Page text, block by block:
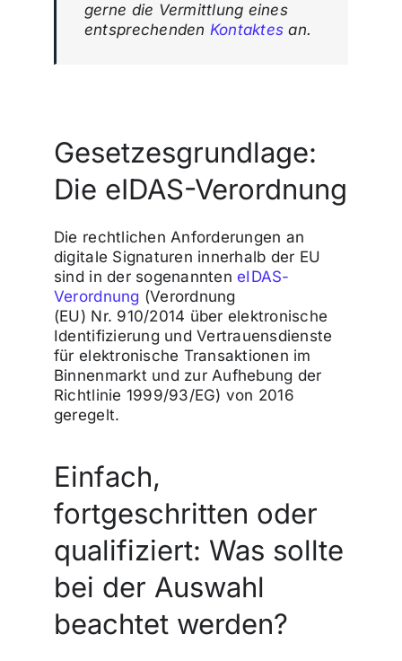
gerne die Vermittlung eines
entsprechenden Kontaktes an.
Gesetzesgrundlage:
Die eIDAS-Verordnung
Die rechtlichen Anforderungen an
digitale Signaturen innerhalb der EU
sind in der sogenannteneIDAS-
Verordnung (Verordnung
(EU) Nr. 910/2014 über elektronische
Identifizierung und Vertrauensdienste
für elektronische Transaktionen im
Binnenmarkt und zur Aufhebung der
Richtlinie 1999/93/EG) von 2016
geregelt.
Einfach,
fortgeschritten oder
qualifiziert: Was sollte
bei der Auswahl
beachtet werden?